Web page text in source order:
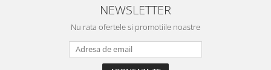
NEWSLETTER
Nu rata ofertele si promotiile noastre